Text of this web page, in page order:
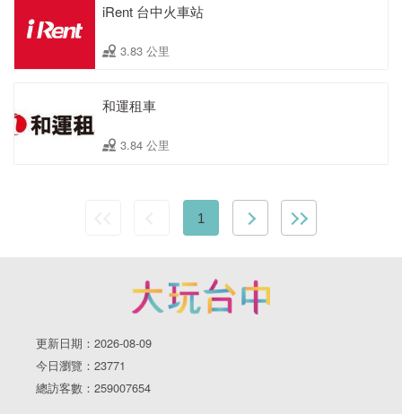
iRent 台中火車站
3.83 公里
和運租車
3.84 公里
1
更新日期：2026-08-09
今日瀏覽：23771
總訪客數：259007654